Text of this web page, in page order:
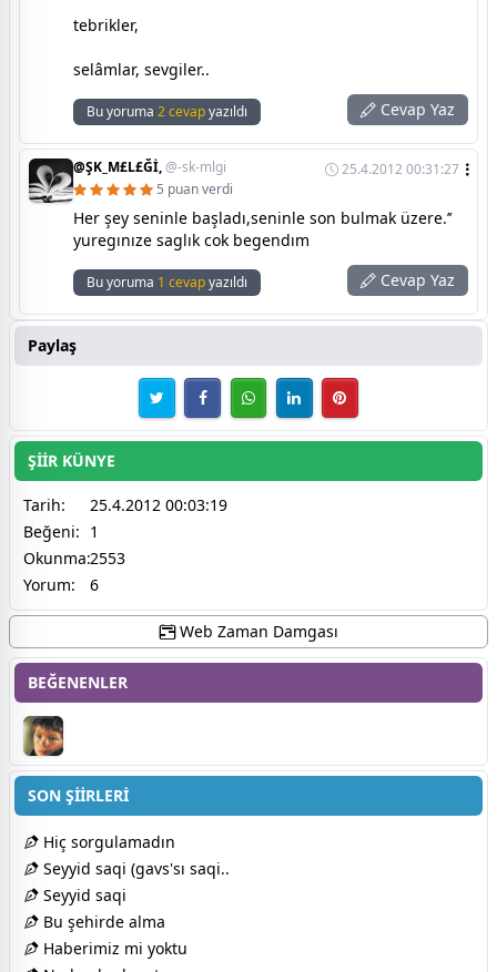
tebrikler,
selâmlar, sevgiler..
Bu yoruma 2 cevapyazıldı Cevap Yaz
@ŞK_M£L£Ğİ,@-sk-mlgi
25.4.2012 00:31:27
5 puan verdi
Her şey seninle başladı,seninle son bulmak üzere.’’
yuregınıze saglık cok begendım
Bu yoruma 1 cevapyazıldı Cevap Yaz
Paylaş
ŞİİR KÜNYE
Tarih:
25.4.2012 00:03:19
Beğeni: 1
Okunma:2553
Yorum:
6
Web Zaman Damgası
BEĞENENLER
SON ŞİİRLERİ
Hiç sorgulamadın
Seyyid saqi (gavs'sı saqi..
Seyyid saqi
Bu şehirde alma
Haberimiz mi yoktu